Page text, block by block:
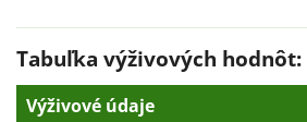
Tabuľka výživových hodnôt:
Výživové údaje